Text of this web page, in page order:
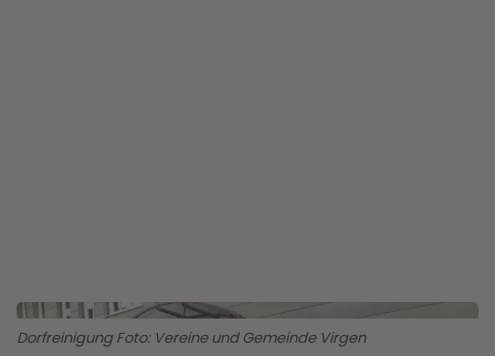
Dorfreinigung Foto: Vereine und Gemeinde Virgen